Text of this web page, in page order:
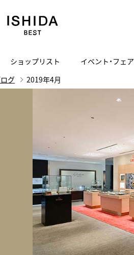
L M
アマズフィット
ARMINSTROM
アーミンシュトローム
扱いブランド一覧はこちら
ージブランド一覧はこちら
ショップリスト
Luxury Time Lounge
IWC 表参道ブティック
BEST VINTAGEヒューリックスクエア札幌
イベント・フェア
グ 2019年4月